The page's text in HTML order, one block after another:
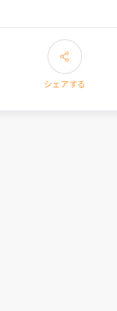
シェアする